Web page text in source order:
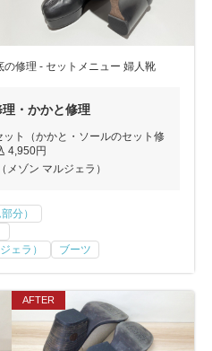
の修理 - セットメニュー 婦人靴
・かかと修理
ト（かかと・ソールのセット修
4,950円
ゾン マルジェラ）
分）
ェラ）
ブーツ